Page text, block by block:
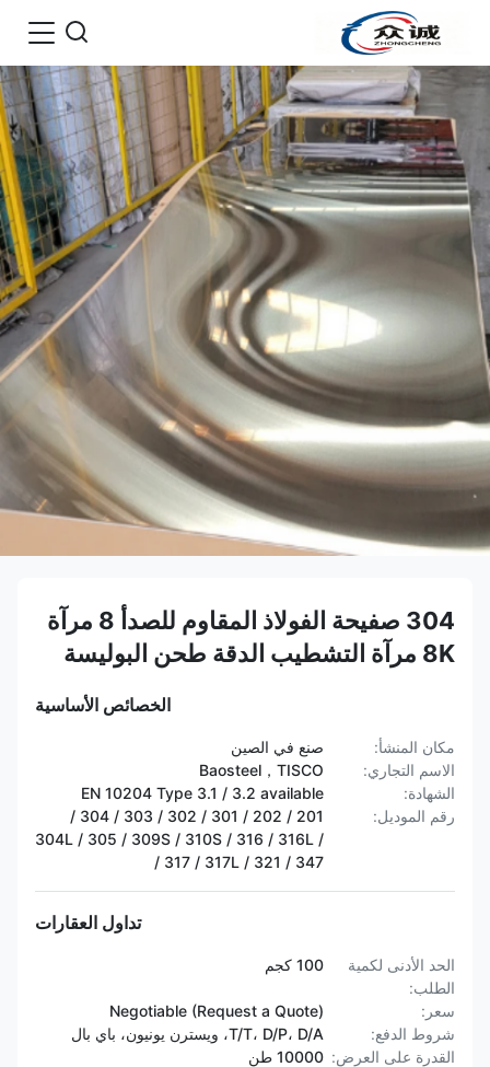
304 صفيحة الفولاذ المقاوم للصدأ 8 مرآة
8K مرآة التشطيب الدقة طحن البوليسة
الخصائص الأساسية
مكان المنشأ:
صنع في الصين
الاسم التجاري:
Baosteel，TISCO
الشهادة:
EN 10204 Type 3.1 / 3.2 available
رقم الموديل:
201 / 202 / 301 / 302 / 303 / 304 /
304L / 305 / 309S / 310S / 316 / 316L /
317 / 317L / 321 / 347 /
تداول العقارات
الحد الأدنى لكمية
الطلب:
100 كجم
سعر:
Negotiable (Request a Quote)
شروط الدفع:
T/T، D/P، D/A، ويسترن يونيون، باي بال
القدرة على العرض: 10000 طن